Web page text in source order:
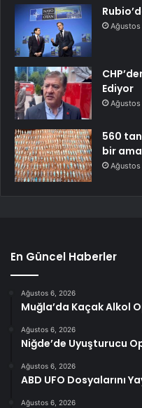
Ediyor
560
bir
En Güncel Haberler
Ağustos 6, 2026
Muğla’da Kaçak Alkol
Ağustos 6, 2026
Niğde’de Uyuşturucu
Ağustos 6, 2026
ABD UFO Dosyalarını
Ağustos 6, 2026